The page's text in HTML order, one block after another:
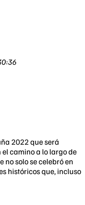
2022 que será
camino a lo largo de
no solo se celebró en
históricos que, incluso